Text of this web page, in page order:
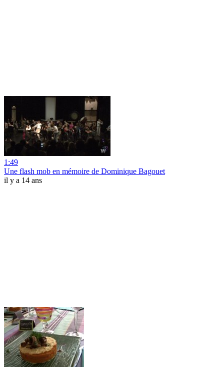
1:49
Une flash mob en mémoire de Dominique Bagouet
il y a 14 ans